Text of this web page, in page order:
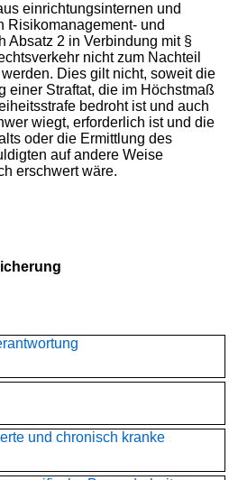
einrichtungsinternen und
Risikomanagement- und
Absatz 2 in Verbindung mit §
nicht zum Nachteil
Dies gilt nicht, soweit die
einer Straftat, die im Höchstmaß
bedroht ist und auch
wiegt, erforderlich ist und die
oder die Ermittlung des
auf andere Weise
erschwert wäre.
und chronisch kranke